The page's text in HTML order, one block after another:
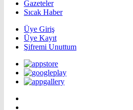
Gazeteler
Sıcak Haber
Üye Giriş
Üye Kayıt
Şifremi Unuttum